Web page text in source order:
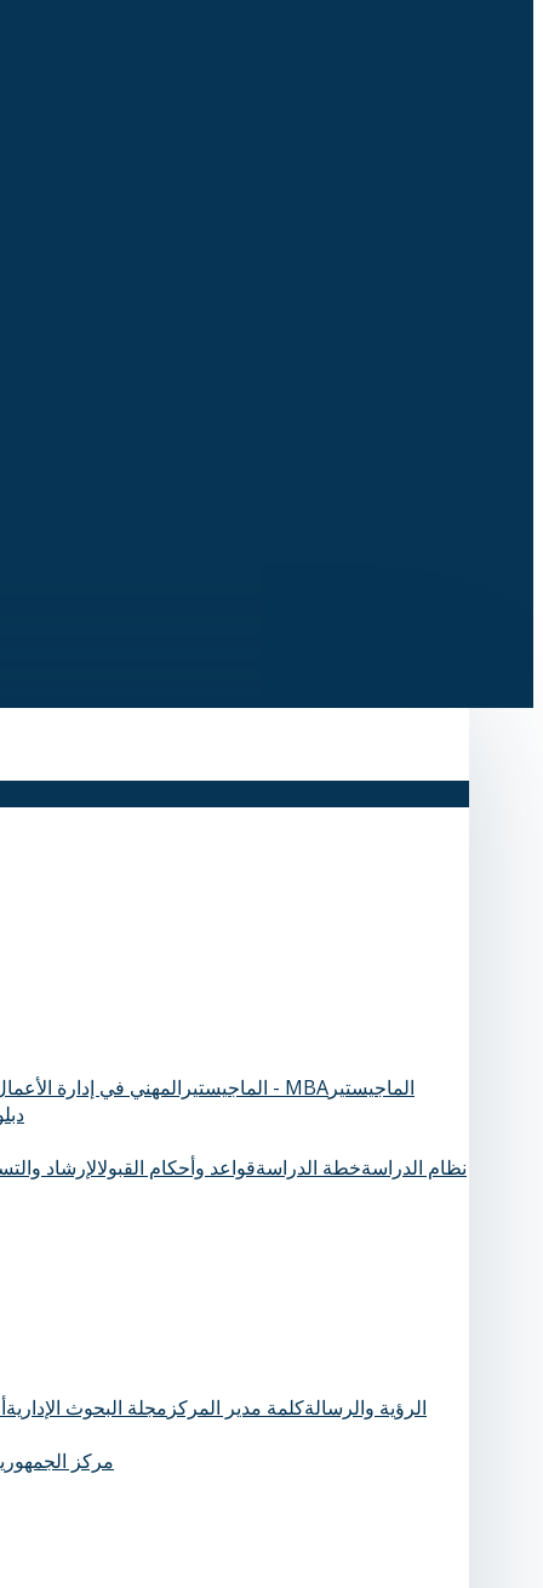
الماجيستيرالمهني في إدارة الأعمال - MBA الماجيستير
نظام الدراسةخطة الدراسةقواعد وأحكام القبولالإرشاد
الرؤية والرسالةكلمة مدير المركز مجلة البحوث الإدارية
مركز